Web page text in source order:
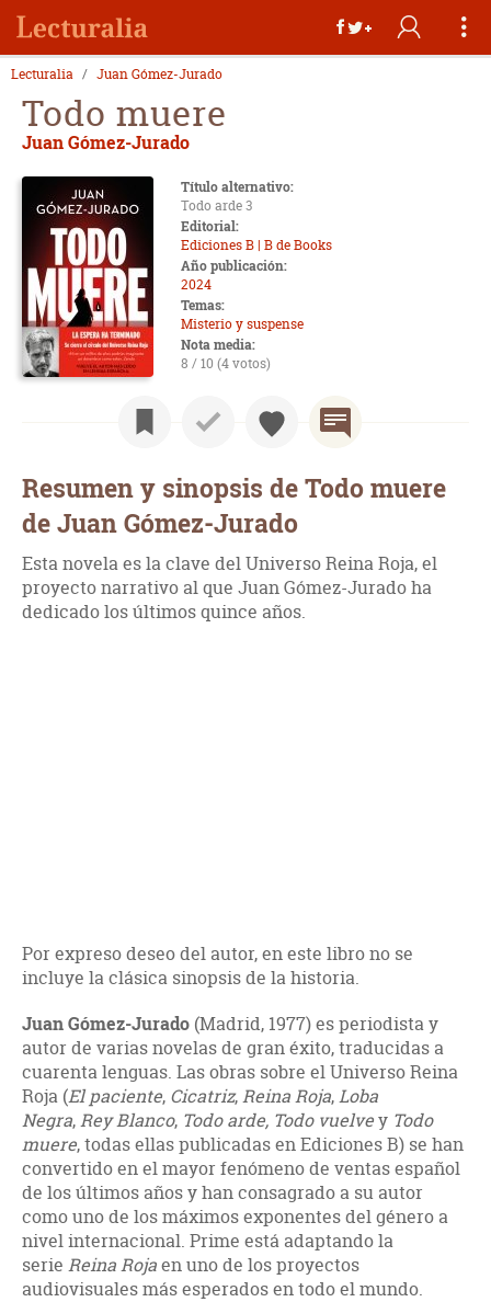
Lecturalia Juan Gómez-Jurado
Todo muere
Juan Gómez-Jurado
Título alternativo:
Todo arde 3
Editorial:
Ediciones B | B de Books
Año publicación:
2024
Temas:
Misterio y suspense
Nota media:
8 / 10 (4 votos)
Resumen y sinopsis de Todo muere
de Juan Gómez-Jurado
Esta novela es la clave del Universo Reina Roja, el
proyecto narrativo al que Juan Gómez-Jurado ha
dedicado los últimos quince años.
Por expreso deseo del autor, en este libro no se
incluye la clásica sinopsis de la historia.
Juan Gómez-Jurado (Madrid, 1977) es periodista y
autor de varias novelas de gran éxito, traducidas a
cuarenta lenguas. Las obras sobre el Universo Reina
Roja (El paciente, Cicatriz,Reina Roja,Loba
Negra,Rey Blanco, Todo arde, Todo vuelvey Todo
muere, todas ellas publicadas en Ediciones B) se han
convertido en el mayor fenómeno de ventas español
de los últimos años y han consagrado a su autor
como uno de los máximos exponentes del género a
nivel internacional. Prime está adaptando la
serie Reina Rojaen uno de los proyectos
audiovisuales más esperados en todo el mundo.